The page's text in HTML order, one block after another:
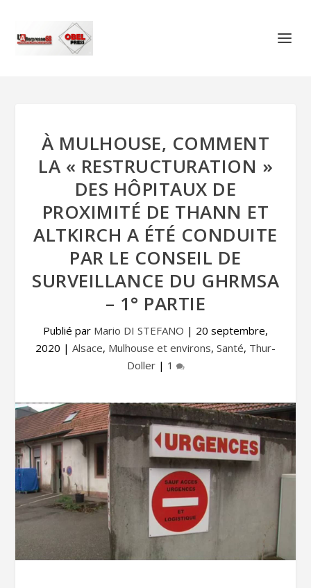
À MULHOUSE, COMMENT
LA « RESTRUCTURATION »
DES HÔPITAUX DE
PROXIMITÉ DE THANN ET
ALTKIRCH A ÉTÉ CONDUITE
PAR LE CONSEIL DE
SURVEILLANCE DU GHRMSA
– 1° PARTIE
Publié par Mario DI STEFANO | 20 septembre,
2020 | Alsace, Mulhouse et environs, Santé, Thur-
Doller| 1